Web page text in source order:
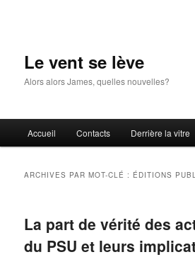
Le vent se lève
Alors alors James, quelles nouvelles?
principal
Accueil Contacts Derrière la vitre
ARCHIVES PAR MOT-CLÉ : ÉDITIONS
La part de vérité des
du PSU et leurs